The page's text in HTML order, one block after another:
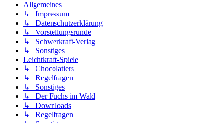
Allgemeines
↳ Impressum
↳ Datenschutzerklärung
↳ Vorstellungsrunde
↳ Schwerkraft-Verlag
↳ Sonstiges
Leichtkraft-Spiele
↳ Chocolatiers
↳ Regelfragen
↳ Sonstiges
↳ Der Fuchs im Wald
↳ Downloads
↳ Regelfragen